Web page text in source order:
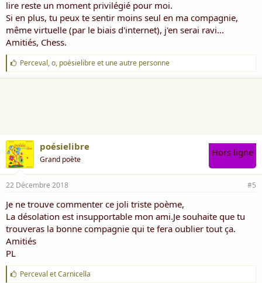
Mais je pense encore pouvoir finir en beauté
Espérant celle qui aura la patience de
m'aimer
Sans crainte d'avoir a être jugé
Où j'étale sans crainte ma vie, mon mal être
Tout est cependant raconté avec flegme
Sans vouloir trop en dire, trop paraître
Perceval
lire reste un moment privilégié pour moi.
Si en plus, tu peux te sentir moins seul en ma compagnie,
même virtuelle (par le biais d'internet), j'en serai ravi...
Amitiés, Chess.
J
'
a
Perceval,o, poésielibreet une autre personne
poésielibre
Grand poète
Hors ligne
22 Décembre 2018 #5
Je ne trouve commenter ce joli triste poème,
La désolation est insupportable mon ami.Je souhaite que tu
trouveras la bonne compagnie qui te fera oublier tout ça.
Amitiés
PL
JPerceval etCarnicella